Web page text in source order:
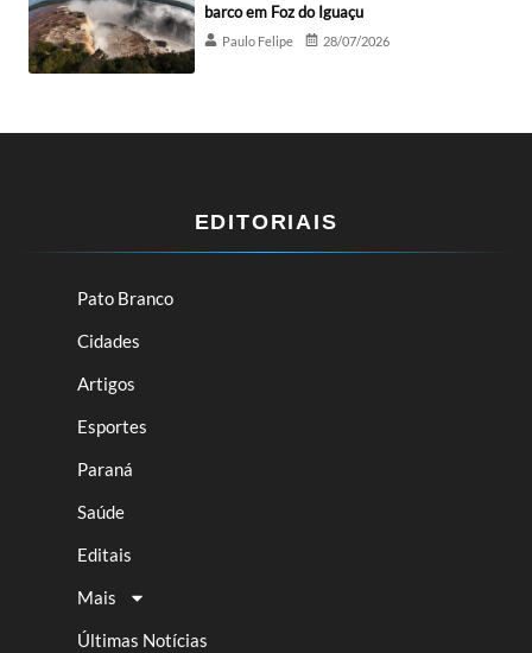
barco em Foz do Iguaçu
Paulo Felipe 28/07/2026
EDITORIAIS
Pato Branco
Cidades
Artigos
Esportes
Paraná
Saúde
Editais
Mais
Últimas Notícias